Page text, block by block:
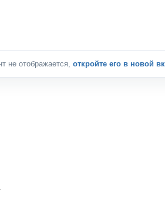
не отображается, откройте его в новой